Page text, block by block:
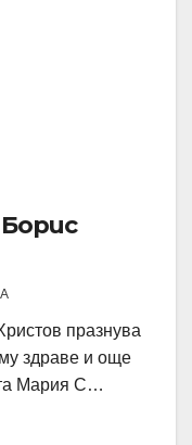
празнува
здраве и още
Мария С…